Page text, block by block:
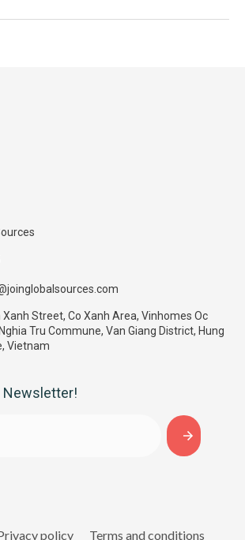
Xanh Street, Co Xanh Area, Vinhomes Oc
Tru Commune, Van Giang District, Hung
Vietnam
Newsletter!
policy Terms and conditions